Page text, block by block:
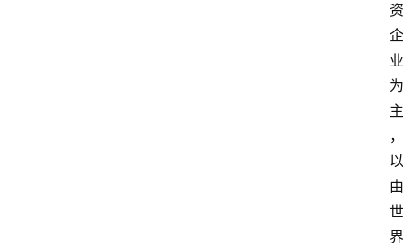
资
企
业
为
主
，
以
由
世
界